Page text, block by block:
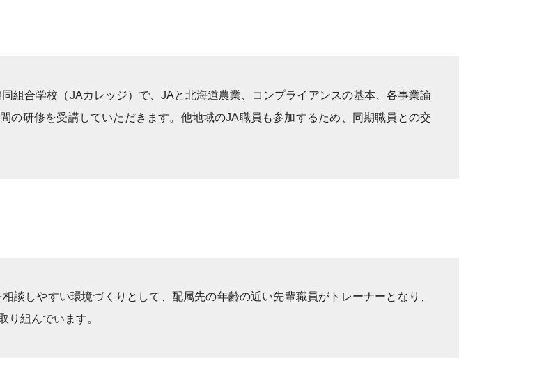
組合学校（JAカレッジ）で、JAと北海道農業、コンプライアンスの基本、各事業論
の研修を受講していただきます。他地域のJA職員も参加するため、同期職員との交
談しやすい環境づくりとして、配属先の年齢の近い先輩職員がトレーナーとなり、
り組んでいます。